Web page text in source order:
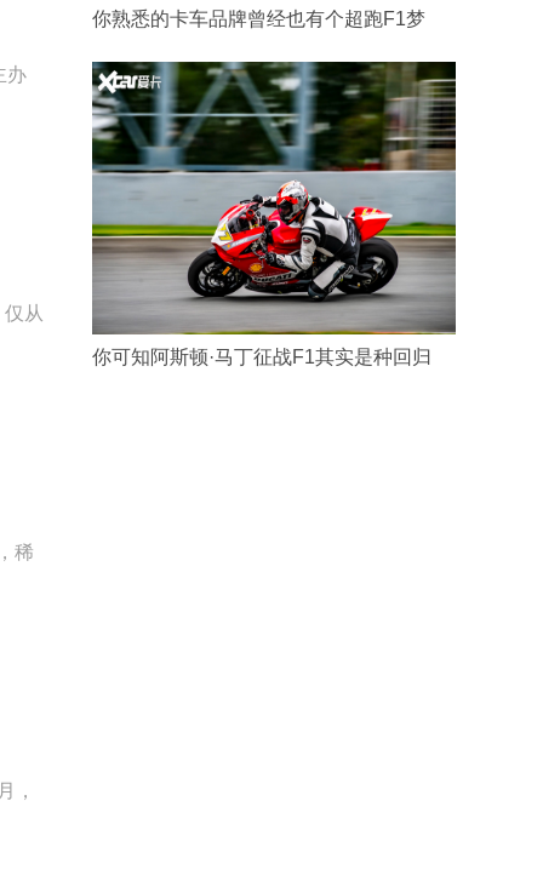
办
从
稀
，
你熟悉的卡车品牌曾经也有个超跑F1梦
你可知阿斯顿·马丁征战F1其实是种回归